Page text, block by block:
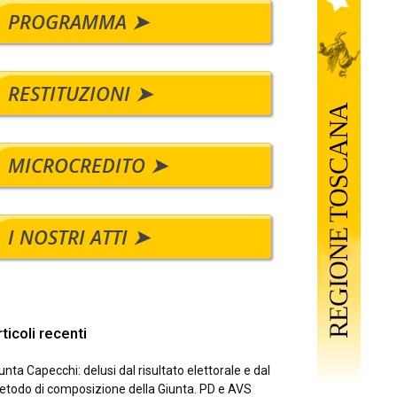
PROGRAMMA ➤
RESTITUZIONI ➤
MICROCREDITO ➤
I NOSTRI ATTI ➤
recenti
Capecchi: delusi dal risultato elettorale e dal
di composizione della Giunta. PD e AVS